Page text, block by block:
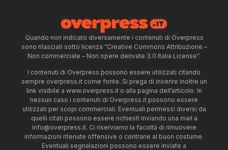
Quando non indicato diversamente i contenuti di Overpress
sono rilasciati sotto licenza “Creative Commons Attribuzione –
Non commerciale – Non opere derivate 3.0 Italia License”.
I contenuti di Overpress possono essere utilizzati citando
sempre overpress.it come fonte. Si prega di inserire inoltre un
link visibile a www.overpress.it o alla pagina dell’articolo. In
nessun caso i contenuti di Overpress.it possono essere
utilizzati per scopi commerciali. Eventuali permessi diversi da
quelli citati possono essere richiesti inviando una mail a
info@overpress.it. Ci riserviamo la facoltà di rimuovere
informazioni ritenute offensive o contrarie al buon costume.
Eventuali segnalazioni possono essere inviate a